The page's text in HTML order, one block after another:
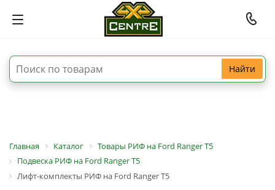
Найти
Главная Каталог
Товары РИФ на Ford Ranger T5
Подвеска РИФ на Ford Ranger T5
Лифт-комплекты РИФ на Ford Ranger T5